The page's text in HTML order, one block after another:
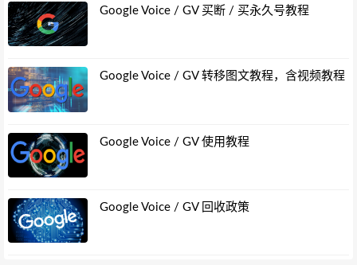
Google Voice / GV 买断 / 买永久号教程
Google Voice / GV 转移图文教程，含视频教程
Google Voice / GV 使用教程
Google Voice / GV 回收政策